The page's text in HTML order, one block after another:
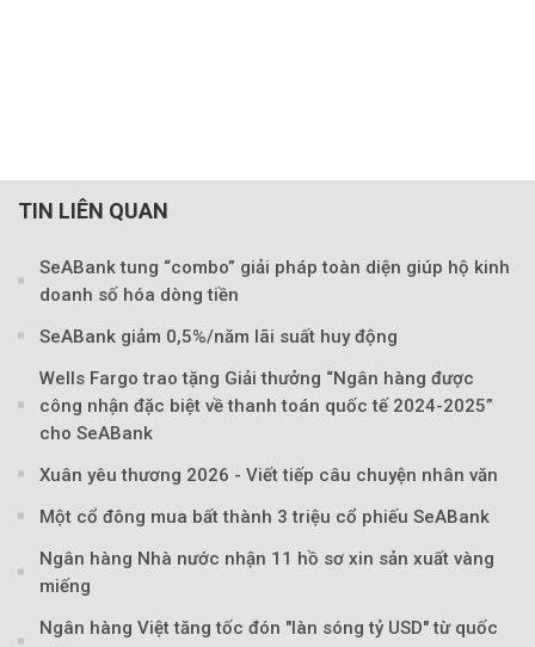
Theo Sở hữu trí
TIN LIÊN QUAN
SeABank tung “combo” giải pháp toàn diện giúp hộ kinh
doanh số hóa dòng tiền
SeABank giảm 0,5%/năm lãi suất huy động
Wells Fargo trao tặng Giải thưởng “Ngân hàng được
công nhận đặc biệt về thanh toán quốc tế 2024-2025”
cho SeABank
Xuân yêu thương 2026 - Viết tiếp câu chuyện nhân văn
Một cổ đông mua bất thành 3 triệu cổ phiếu SeABank
Ngân hàng Nhà nước nhận 11 hồ sơ xin sản xuất vàng
miếng
Ngân hàng Việt tăng tốc đón "làn sóng tỷ USD" từ quốc